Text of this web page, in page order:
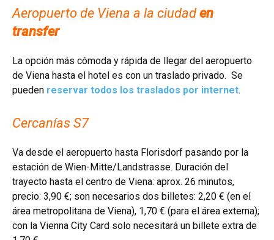
Aeropuerto de Viena a la ciudaden
transfer
La opción más cómoda y rápida de llegar del aeropuerto
de Viena hasta el hotel es con un traslado privado. Se
pueden reservar todos los traslados por internet.
Cercanías S7
Va desde el aeropuerto hasta Florisdorf pasando por la
estación de Wien-Mitte/Landstrasse. Duración del
trayecto hasta el centro de Viena: aprox. 26 minutos,
precio: 3,90 €; son necesarios dos billetes: 2,20 € (en el
área metropolitana de Viena), 1,70 € (para el área externa);
con la Vienna City Card solo necesitará un billete extra de